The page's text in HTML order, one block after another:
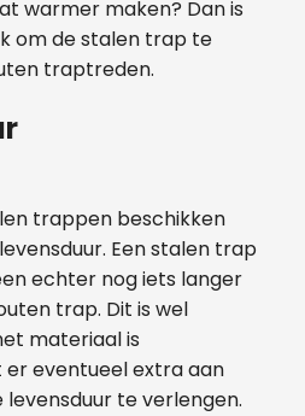
warmer maken? Dan is
om de stalen trap te
traptreden.
trappen beschikken
Een stalen trap
echter nog iets langer
trap. Dit is wel
materiaal is
eventueel extra aan
te verlengen.